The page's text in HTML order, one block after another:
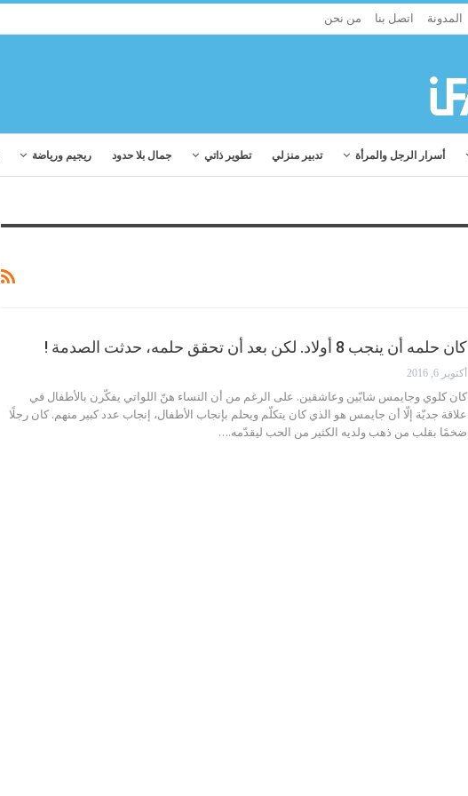
المدونة اتصل بنا من نحن
أسرار الرجل والمرأة تدبير منزلي تطوير ذاتي جمال بلا حدود ريجيم ورياضة
كان حلمه أن ينجب 8 أولاد. لكن بعد أن تحقق حلمه، حدثت الصدمة !
أكتوبر 6, 2016
كان كلوي وجايمس شابّين وعاشقين. على الرغم من أن النساء هنّ اللواتي يفكّرن بالأطفال في
علاقة جديّة إلّا أن جايمس هو الذي كان يتكلّم ويحلم بإنجاب الأطفال، إنجاب عدد كبير منهم. كان رجلًا
ضخمًا بقلب من ذهب ولديه الكثير من الحب ليقدّمه.…